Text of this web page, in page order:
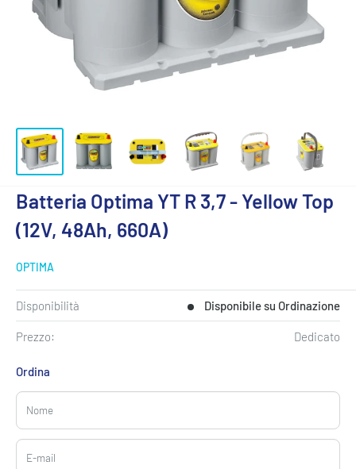
Batteria Optima YT R 3,7 - Yellow Top
(12V, 48Ah, 660A)
OPTIMA
Disponibilità Disponibile su Ordinazione
Prezzo: Dedicato
Ordina
Nome
E-mail